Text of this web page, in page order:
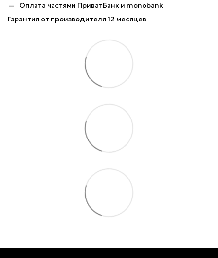
Оплата частями ПриватБанк и monobank
Гарантия от производителя 12 месяцев